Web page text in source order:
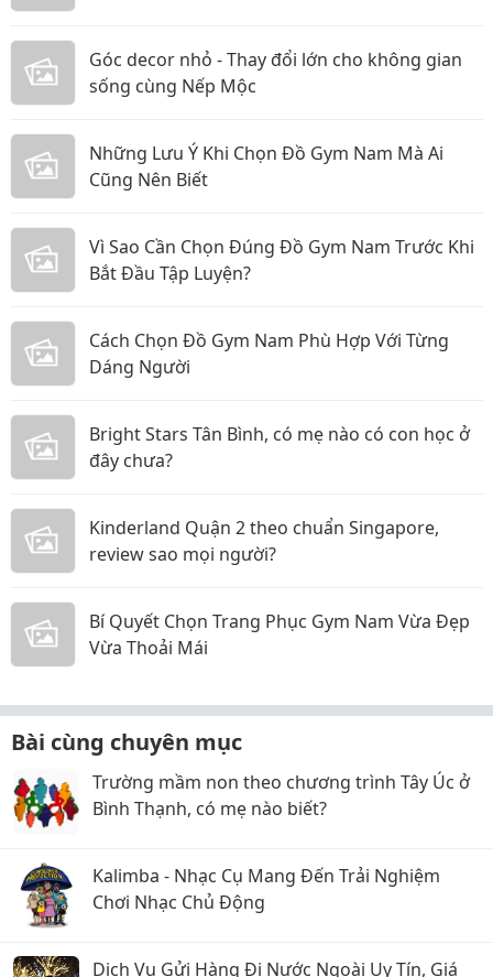
Góc decor nhỏ - Thay đổi lớn cho không gian
sống cùng Nếp Mộc
Những Lưu Ý Khi Chọn Đồ Gym Nam Mà Ai
Cũng Nên Biết
Vì Sao Cần Chọn Đúng Đồ Gym Nam Trước Khi
Bắt Đầu Tập Luyện?
Cách Chọn Đồ Gym Nam Phù Hợp Với Từng
Dáng Người
Bright Stars Tân Bình, có mẹ nào có con học ở
đây chưa?
Kinderland Quận 2 theo chuẩn Singapore,
review sao mọi người?
Bí Quyết Chọn Trang Phục Gym Nam Vừa Đẹp
Vừa Thoải Mái
Bài cùng chuyên mục
Trường mầm non theo chương trình Tây Úc ở
Bình Thạnh, có mẹ nào biết?
Kalimba - Nhạc Cụ Mang Đến Trải Nghiệm
Chơi Nhạc Chủ Động
Dịch Vụ Gửi Hàng Đi Nước Ngoài Uy Tín, Giá